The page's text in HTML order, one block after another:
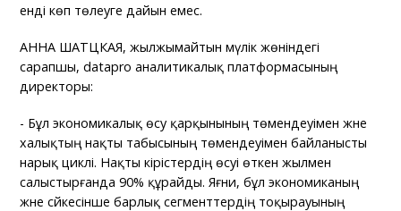
енді көп төлеуге дайын емес.
АННА ШАТЦКАЯ, жылжымайтын мүлік жөніндегі
сарапшы, datapro аналитикалық платформасының
директоры:
- Бұл экономикалық өсу қарқынының төмендеуімен және
халықтың нақты табысының төмендеуімен байланысты
нарық циклі. Нақты кірістердің өсуі өткен жылмен
салыстырғанда 90% құрайды. Яғни, бұл экономиканың
және сәйкесінше барлық сегменттердің тоқырауының